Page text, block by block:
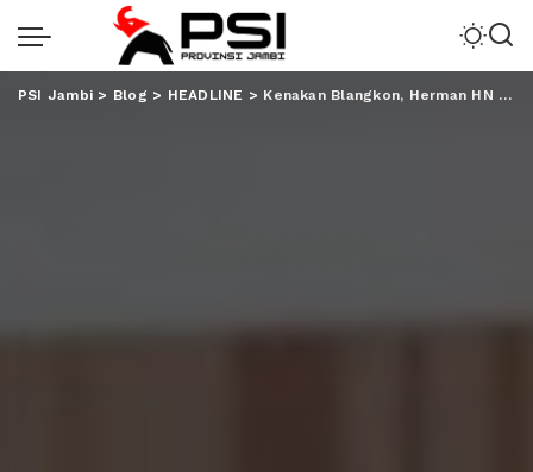
PSI Jambi > Blog > HEADLINE > Kenakan Blangkon, Herman HN Daftarkan 85 Bacaleg Nasdem ke KPU